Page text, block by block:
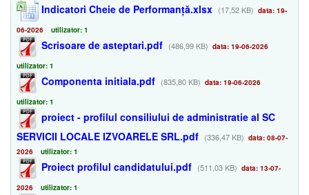
Indicatori Cheie de Performanță.xlsx (17,52 KB) data: 19-
06-2026 utilizator: 1
Scrisoare de asteptari.pdf (486,99 KB) data: 19-06-2026
utilizator: 1
Componenta initiala.pdf (835,80 KB) data: 19-06-2026
utilizator: 1
proiect - profilul consiliului de administratie al SC
SERVICII LOCALE IZVOARELE SRL.pdf (336,47 KB) data: 08-07-
2026
utilizator: 1
Proiect profilul candidatului.pdf (511,03 KB) data: 13-07-
2026 utilizator: 1